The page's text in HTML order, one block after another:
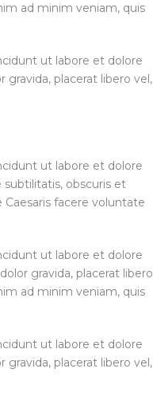
ad minim veniam, quis
ut labore et dolore
placerat libero vel,
ut labore et dolore
obscuris et
facere voluntate
ut labore et dolore
gravida, placerat libero
ad minim veniam, quis
ut labore et dolore
placerat libero vel,